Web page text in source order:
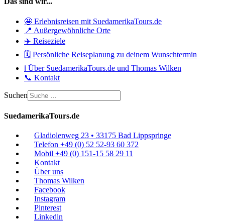
🤩 Erlebnisreisen mit SuedamerikaTours.de
📍 Außergewöhnliche Orte
✈️ Reiseziele
🗓️ Persönliche Reiseplanung zu deinem Wunschtermin
ℹ️ Über SuedamerikaTours.de und Thomas Wilken
📞 Kontakt
Suchen
SuedamerikaTours.de
Gladiolenweg 23 • 33175 Bad Lippspringe
Telefon +49 (0) 52 52-93 60 372
Mobil +49 (0) 151-15 58 29 11
Kontakt
Über uns
Thomas Wilken
Facebook
Instagram
Pinterest
Linkedin